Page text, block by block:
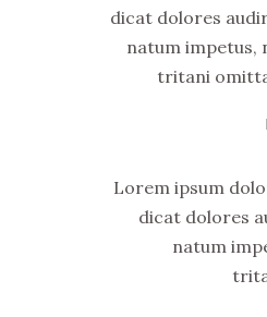
dicat dolores
natum impetus,
tritani
Lorem ipsum
dicat dolores
natum